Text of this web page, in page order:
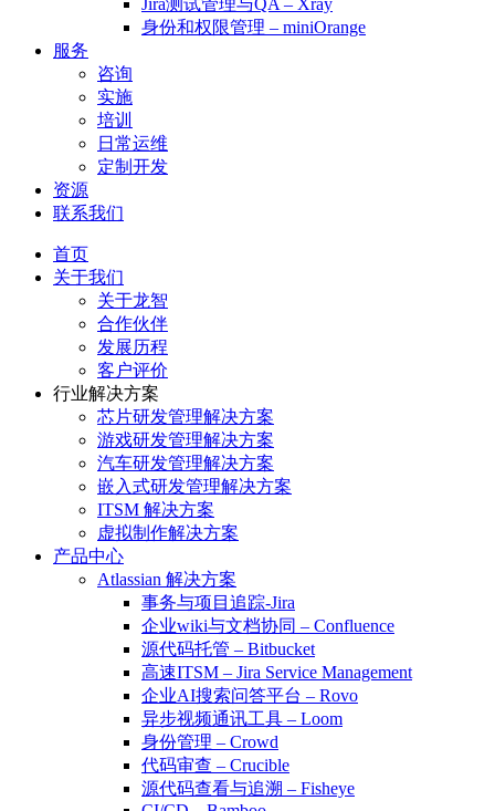
Jira测试管理与QA – Xray
身份和权限管理 – miniOrange
服务
咨询
实施
培训
日常运维
定制开发
资源
联系我们
首页
关于我们
关于龙智
合作伙伴
发展历程
客户评价
行业解决方案
芯片研发管理解决方案
游戏研发管理解决方案
汽车研发管理解决方案
嵌入式研发管理解决方案
ITSM 解决方案
虚拟制作解决方案
产品中心
Atlassian 解决方案
事务与项目追踪-Jira
企业wiki与文档协同 – Confluence
源代码托管 – Bitbucket
高速ITSM – Jira Service Management
企业AI搜索问答平台 – Rovo
异步视频通讯工具 – Loom
身份管理 – Crowd
代码审查 – Crucible
源代码查看与追溯 – Fisheye